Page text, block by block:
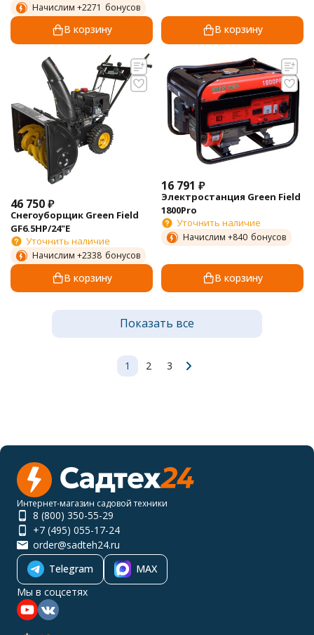
Начислим +2271 бонусов
В корзину В корзину
46 750₽
Снегоуборщик Green Field
GF6.5HP/24"E
Уточнить наличие
Начислим +2338 бонусов
В корзину
16 791 ₽
Электростанция Green Field
1800Pro
Уточнить наличие
Начислим +840 бонусов
В корзину
Показать все
1 2 3
Интернет-магазин садовой техники
8 (800) 350-55-29
+7 (495) 055-17-24
order@sadteh24.ru
Telegram
MAX
Мы в соцсетях